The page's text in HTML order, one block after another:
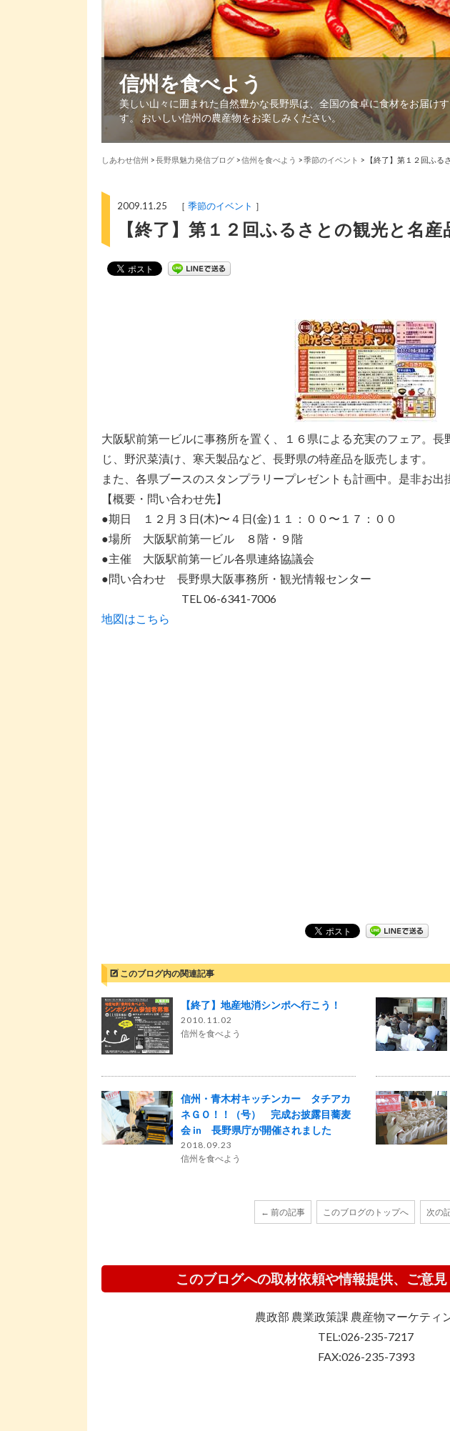
信州を食べよう
美しい山々に囲まれた自然豊かな長野県は、全国の食卓に食材をお届け
す。 おいしい信州の農産物をお楽しみください。
しあわせ信州 >長野県魅力発信ブログ >信州を食べよう >季節のイベント > 【終了】第１２回ふる
2009.11.25 ［ 季節のイベント ］
【終了】第１２回ふるさとの観光と名
大阪駅前第一ビルに事務所を置く、１６県による充実のフェア。
じ、野沢菜漬け、寒天製品など、長野県の特産品を販売します。
また、各県ブースのスタンプラリープレゼントも計画中。是非お出
【概要・問い合わせ先】
●期日 １２月３日(木)〜４日(金)１１：００〜１７：００
●場所 大阪駅前第一ビル ８階・９階
●主催 大阪駅前第一ビル各県連絡協議会
●問い合わせ 長野県大阪事務所・観光情報センター
TEL 06-6341-7006
地図はこちら
このブログ内の関連記事
【終了】地産地消シンポへ行こう！
2010.11.02
信州を食べよう
信州・青木村キッチンカー タチアカ
ネＧＯ！！（号） 完成お披露目蕎麦
会 in 長野県庁が開催されました
2018.09.23
信州を食べよう
← 前の記事 このブログのトップへ 次の
このブログへの取材依頼や情報提供、ご意
農政部 農業政策課 農産物マーケティ
TEL:026-235-7217
FAX:026-235-7393